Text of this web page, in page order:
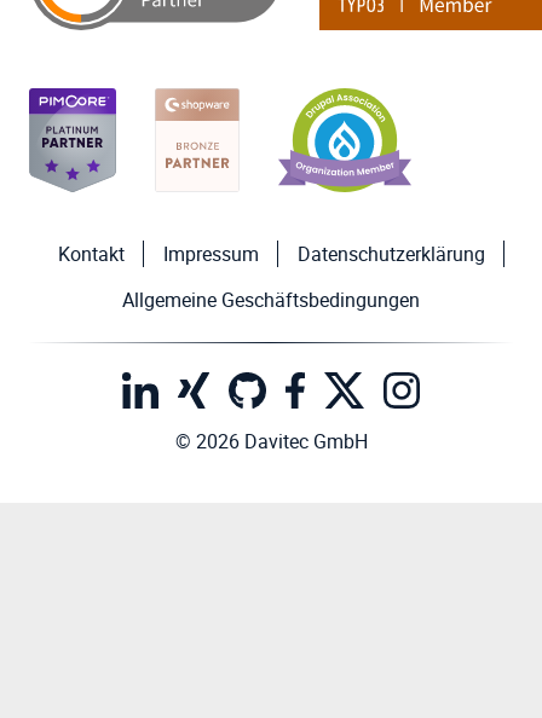
Kontakt Impressum
Datenschutzerklärung
Allgemeine Geschäftsbedingungen
© 2026 Davitec GmbH